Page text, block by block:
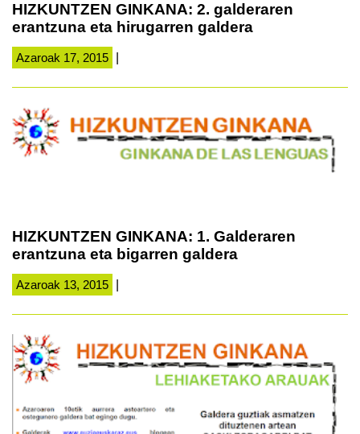
HIZKUNTZEN GINKANA: 2. galderaren
erantzuna eta hirugarren galdera
Azaroak 17, 2015
HIZKUNTZEN GINKANA: 1. Galderaren
erantzuna eta bigarren galdera
Azaroak 13, 2015